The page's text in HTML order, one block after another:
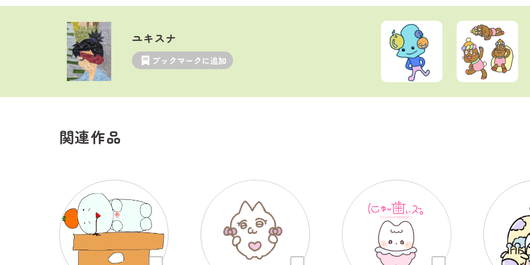
ユキスナ
ブックマークに追加
関連作品